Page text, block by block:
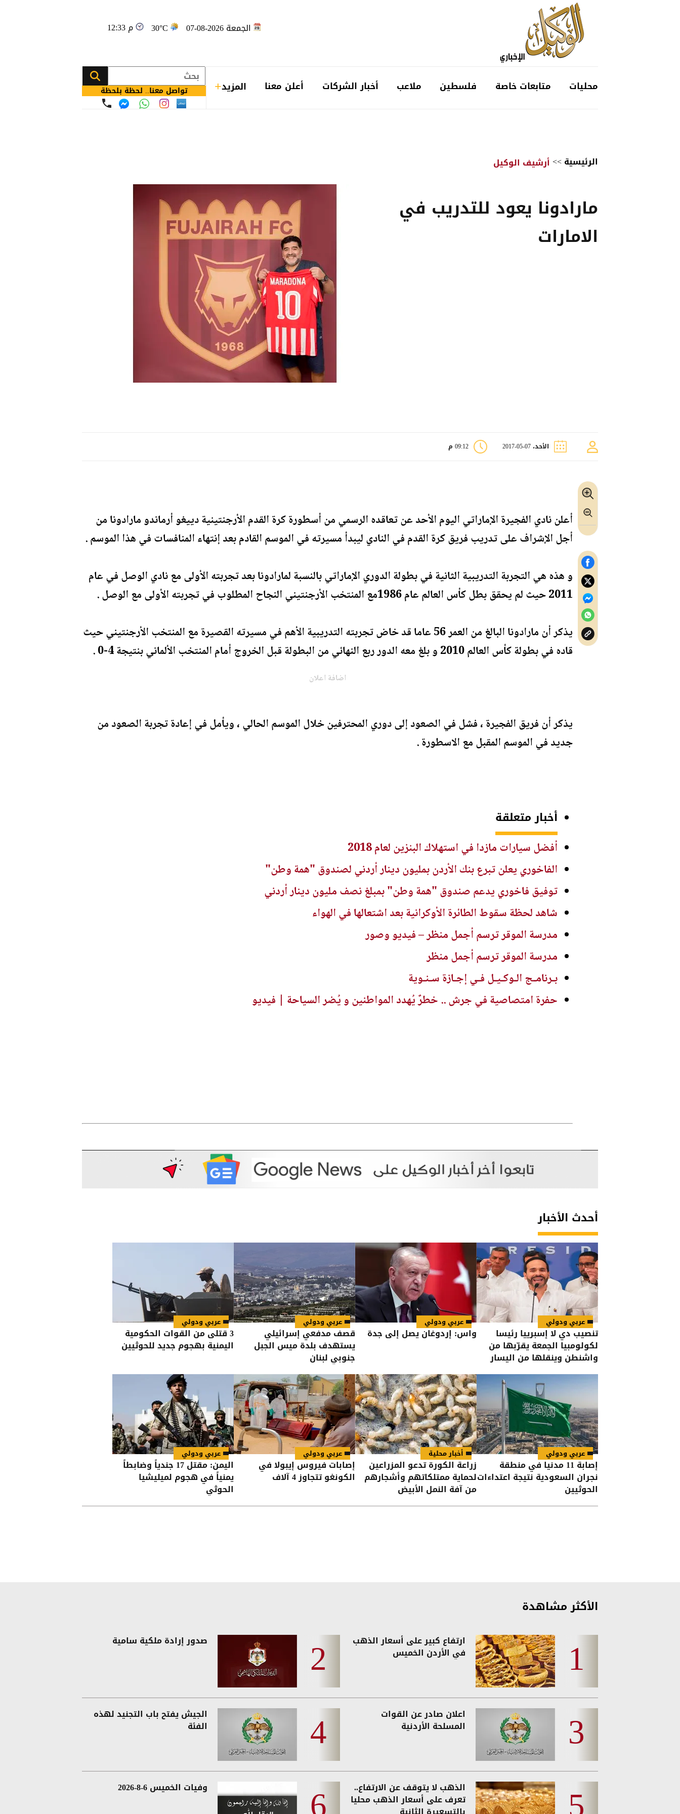
الجمعة 2026-08-07 30°C 12:33 م
محليات متابعات خاصة فلسطين ملاعب أخبار الشركات أعلن معنا المزيد تواصل معنا.. لحظة بلحظة
الرئيسية>>أرشيف الوكيل
مارادونا يعود للتدريب في
الامارات
الأحد، 07-05-2017 09:12 م
أعلن نادي الفجيرة الإماراتي اليوم الأحد عن تعاقده الرسمي من أسطورة كرة القدم الأرجنتينية دييغو أرماندو مارادونا من
أجل الإشراف على تدريب فريق كرة القدم في النادي ليبدأ مسيرته في الموسم القادم بعد إنتهاء المنافسات في هذا الموسم .
و هذه هي التجربة التدريبية الثانية في بطولة الدوري الإماراتي بالنسبة لمارادونا بعد تجربته الأولى مع نادي الوصل في عام
2011 حيث لم يحقق بطل كأس العالم عام 1986مع المنتخب الأرجنتيني النجاح المطلوب في تجربته الأولى مع الوصل .
يذكر أن مارادونا البالغ من العمر 56 عاما قد خاض تجربته التدريبية الأهم في مسيرته القصيرة مع المنتخب الأرجنتيني حيث
قاده في بطولة كأس العالم 2010 و بلغ معه الدور ربع النهائي من البطولة قبل الخروج أمام المنتخب الألماني بنتيجة 4-0 .
اضافة اعلان
يذكر أن فريق الفجيرة ، فشل في الصعود إلى دوري المحترفين خلال الموسم الحالي ، ويأمل في إعادة تجربة الصعود من
جديد في الموسم المقبل مع الاسطورة .
أخبار متعلقة
أفضل سيارات مازدا في استهلاك البنزين لعام 2018
الفاخوري يعلن تبرع بنك الأردن بمليون دينار أردني لصندوق "همة وطن"
توفيق فاخوري يدعم صندوق "همة وطن" بمبلغ نصف مليون دينار أردني
شاهد لحظة سقوط الطائرة الأوكرانية بعد اشتعالها في الهواء
مدرسة الموقر ترسم أجمل منظر – فيديو وصور
مدرسة الموقر ترسم أجمل منظر
بـرنامـج الـوكـيـل فـي إجـازة سـنـوية
حفرة امتصاصية في جرش .. خطرٌ يُهدد المواطنين و يُضر السياحة | فيديو
أحدث الأخبار
عربي ودولي
تنصيب دي لا إسبرييا رئيسا
لكولومبيا الجمعة يقرّبها من
واشنطن وينقلها من اليسار
إلى اليمين
عربي ودولي
واس: إردوغان يصل إلى جدة
عربي ودولي
قصف مدفعي إسرائيلي
يستهدف بلدة ميس الجبل
جنوبي لبنان
عربي ودولي
3 قتلى من القوات الحكومية
اليمنية بهجوم جديد للحوثيين
عربي ودولي
إصابة 11 مدنيا في منطقة
نجران السعودية نتيجة اعتداءات
الحوثيين
أخبار محلية
زراعة الكورة تدعو المزراعين
لحماية ممتلكاتهم وأشجارهم
من آفة النمل الأبيض
عربي ودولي
إصابات فيروس إيبولا في
الكونغو تتجاوز 4 آلاف
عربي ودولي
اليمن: مقتل 17 جندياً وضابطاً
يمنياً في هجوم لميليشيا
الحوثي
الأكثر مشاهدة
ارتفاع كبير على أسعار الذهب
في الأردن الخميس
صدور إرادة ملكية سامية
اعلان صادر عن القوات
المسلحة الأردنية
الجيش يفتح باب التجنيد لهذه
الفئة
الذهب لا يتوقف عن الارتفاع..
تعرف على أسعار الذهب محليا
وفيات الخميس 6-8-2026